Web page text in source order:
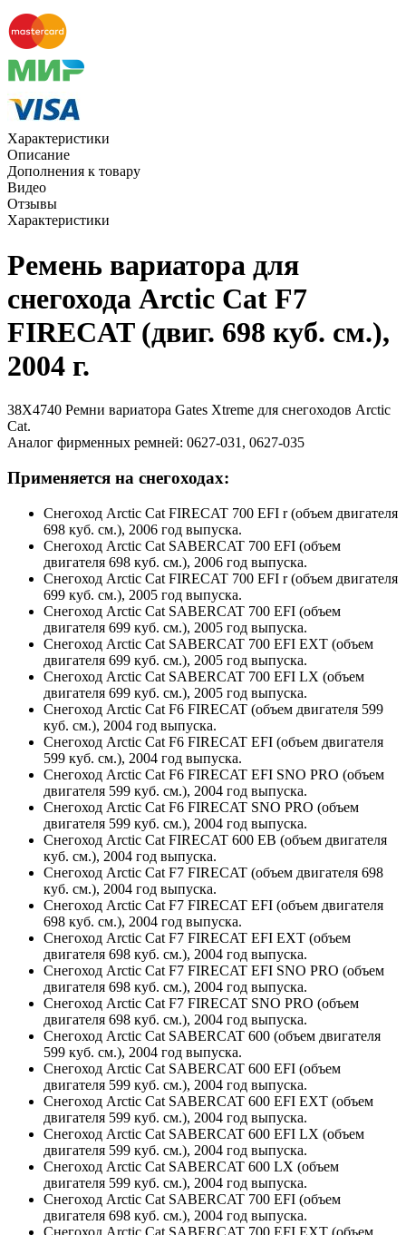
Характеристики
Описание
Дополнения к товару
Видео
Отзывы
Характеристики
Ремень вариатора для
снегохода Arctic Cat F7
FIRECAT (двиг. 698 куб. см.),
2004 г.
38X4740 Ремни вариатора Gates Xtreme для снегоходов Arctic
Cat.
Аналог фирменных ремней: 0627-031, 0627-035
Применяется на снегоходах:
Снегоход Arctic Cat FIRECAT 700 EFI r (объем двигателя
698 куб. см.), 2006 год выпуска.
Снегоход Arctic Cat SABERCAT 700 EFI (объем
двигателя 698 куб. см.), 2006 год выпуска.
Снегоход Arctic Cat FIRECAT 700 EFI r (объем двигателя
699 куб. см.), 2005 год выпуска.
Снегоход Arctic Cat SABERCAT 700 EFI (объем
двигателя 699 куб. см.), 2005 год выпуска.
Снегоход Arctic Cat SABERCAT 700 EFI EXT (объем
двигателя 699 куб. см.), 2005 год выпуска.
Снегоход Arctic Cat SABERCAT 700 EFI LX (объем
двигателя 699 куб. см.), 2005 год выпуска.
Снегоход Arctic Cat F6 FIRECAT (объем двигателя 599
куб. см.), 2004 год выпуска.
Снегоход Arctic Cat F6 FIRECAT EFI (объем двигателя
599 куб. см.), 2004 год выпуска.
Снегоход Arctic Cat F6 FIRECAT EFI SNO PRO (объем
двигателя 599 куб. см.), 2004 год выпуска.
Снегоход Arctic Cat F6 FIRECAT SNO PRO (объем
двигателя 599 куб. см.), 2004 год выпуска.
Снегоход Arctic Cat FIRECAT 600 EB (объем двигателя
куб. см.), 2004 год выпуска.
Снегоход Arctic Cat F7 FIRECAT (объем двигателя 698
куб. см.), 2004 год выпуска.
Снегоход Arctic Cat F7 FIRECAT EFI (объем двигателя
698 куб. см.), 2004 год выпуска.
Снегоход Arctic Cat F7 FIRECAT EFI EXT (объем
двигателя 698 куб. см.), 2004 год выпуска.
Снегоход Arctic Cat F7 FIRECAT EFI SNO PRO (объем
двигателя 698 куб. см.), 2004 год выпуска.
Снегоход Arctic Cat F7 FIRECAT SNO PRO (объем
двигателя 698 куб. см.), 2004 год выпуска.
Снегоход Arctic Cat SABERCAT 600 (объем двигателя
599 куб. см.), 2004 год выпуска.
Снегоход Arctic Cat SABERCAT 600 EFI (объем
двигателя 599 куб. см.), 2004 год выпуска.
Снегоход Arctic Cat SABERCAT 600 EFI EXT (объем
двигателя 599 куб. см.), 2004 год выпуска.
Снегоход Arctic Cat SABERCAT 600 EFI LX (объем
двигателя 599 куб. см.), 2004 год выпуска.
Снегоход Arctic Cat SABERCAT 600 LX (объем
двигателя 599 куб. см.), 2004 год выпуска.
Снегоход Arctic Cat SABERCAT 700 EFI (объем
двигателя 698 куб. см.), 2004 год выпуска.
Снегоход Arctic Cat SABERCAT 700 EFI EXT (объем